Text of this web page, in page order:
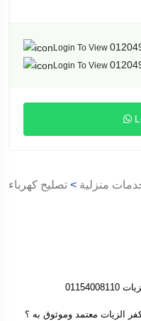
Login To View
Login To View
منزلية > تصليح كهرباء
الزيات معتمد وموثوق به ؟